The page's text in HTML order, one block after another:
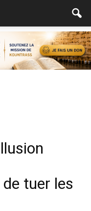
tuer les